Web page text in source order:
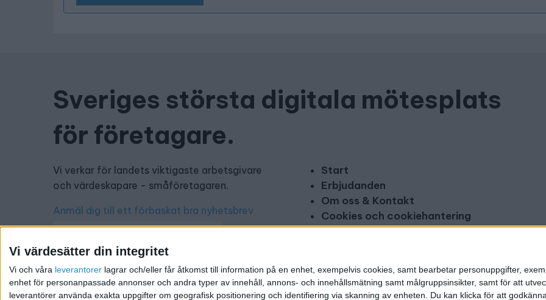
Vi värdesätter din integritet
Vi och våra leverantorer lagrar och/eller får åtkomst till information på en enhet, exempelvis cookies, samt bearbetar personuppgifter,
enhet för personanpassade annonser och andra typer av innehåll, annons- och innehållsmätning samt målgruppsinsikter, samt för att
leverantörer använda exakta uppgifter om geografisk positionering och identifiering via skanning av enheten. Du kan klicka för att
Sveriges största digitala mötesplats
för företagare.
Vi verkar för landets viktigaste arbetsgivare
och värdeskapare - småföretagaren.
Anmäl dig till ett förbaskat bra nyhetsbrev
Har du ett nyhetstips?
Start
Erbjudanden
Om oss & Kontakt
Cookies och cookiehantering
Copyright och disclaimer